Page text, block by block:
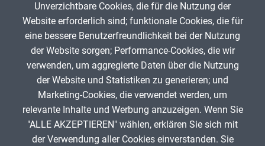
Desert1
En
0 georg@schlamp.de
Seitennummerierung
Aktuelle
Seite
1 Seite
2 Seite
3 Seite
4 Seite
5 Seite
6 Seite
7 Seite
8 Seite
9 …
Nächste
Seite
›
Letzte
Seite
»
ANZEIGE
Unverzichtbare Cookies, die für die Nutzung der
Website erforderlich sind; funktionale Cookies, die für
eine bessere Benutzerfreundlichkeit bei der Nutzung
der Website sorgen; Performance-Cookies, die wir
verwenden, um aggregierte Daten über die Nutzung
der Website und Statistiken zu generieren; und
Marketing-Cookies, die verwendet werden, um
relevante Inhalte und Werbung anzuzeigen. Wenn Sie
"ALLE AKZEPTIEREN" wählen, erklären Sie sich mit
der Verwendung aller Cookies einverstanden. Sie